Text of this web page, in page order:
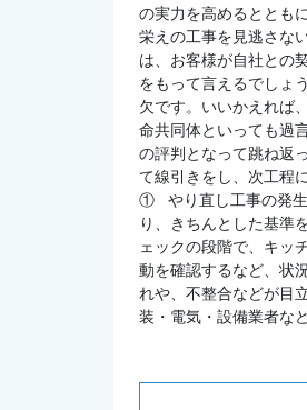
の実力を高めるととも
栄えの工事を見逃さな
は、お客様が自社との
をもって言えるでしょ
欠です。いいかえれば
命共同体といっても過
の評判となって跳ね返
て線引きをし、次工程
① やり直し工事の発生
り、きちんとした基準
ェックの段階で、キッ
動を確認するなど、状
れや、不整合などが目
装・電気・設備業者な